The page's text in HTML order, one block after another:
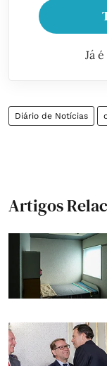
Já
Diário de Notícias
Artigos